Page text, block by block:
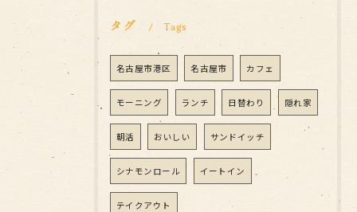
タグ Tags
名古屋市港区 名古屋市 カフェ
モーニング ランチ 日替わり 隠れ家
朝活 おいしい サンドイッチ
シナモンロール イートイン
テイクアウト